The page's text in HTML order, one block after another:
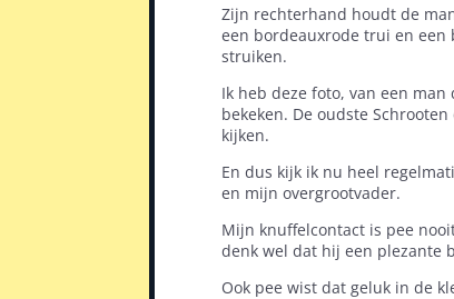
Zijn rechterhand houdt de
een bordeauxrode trui en
struiken.
Ik heb deze foto, van een
bekeken. De oudste
kijken.
En dus kijk ik nu heel
en mijn overgrootvader.
Mijn knuffelcontact is pee
denk wel dat hij een plezante
Ook pee wist dat geluk in de